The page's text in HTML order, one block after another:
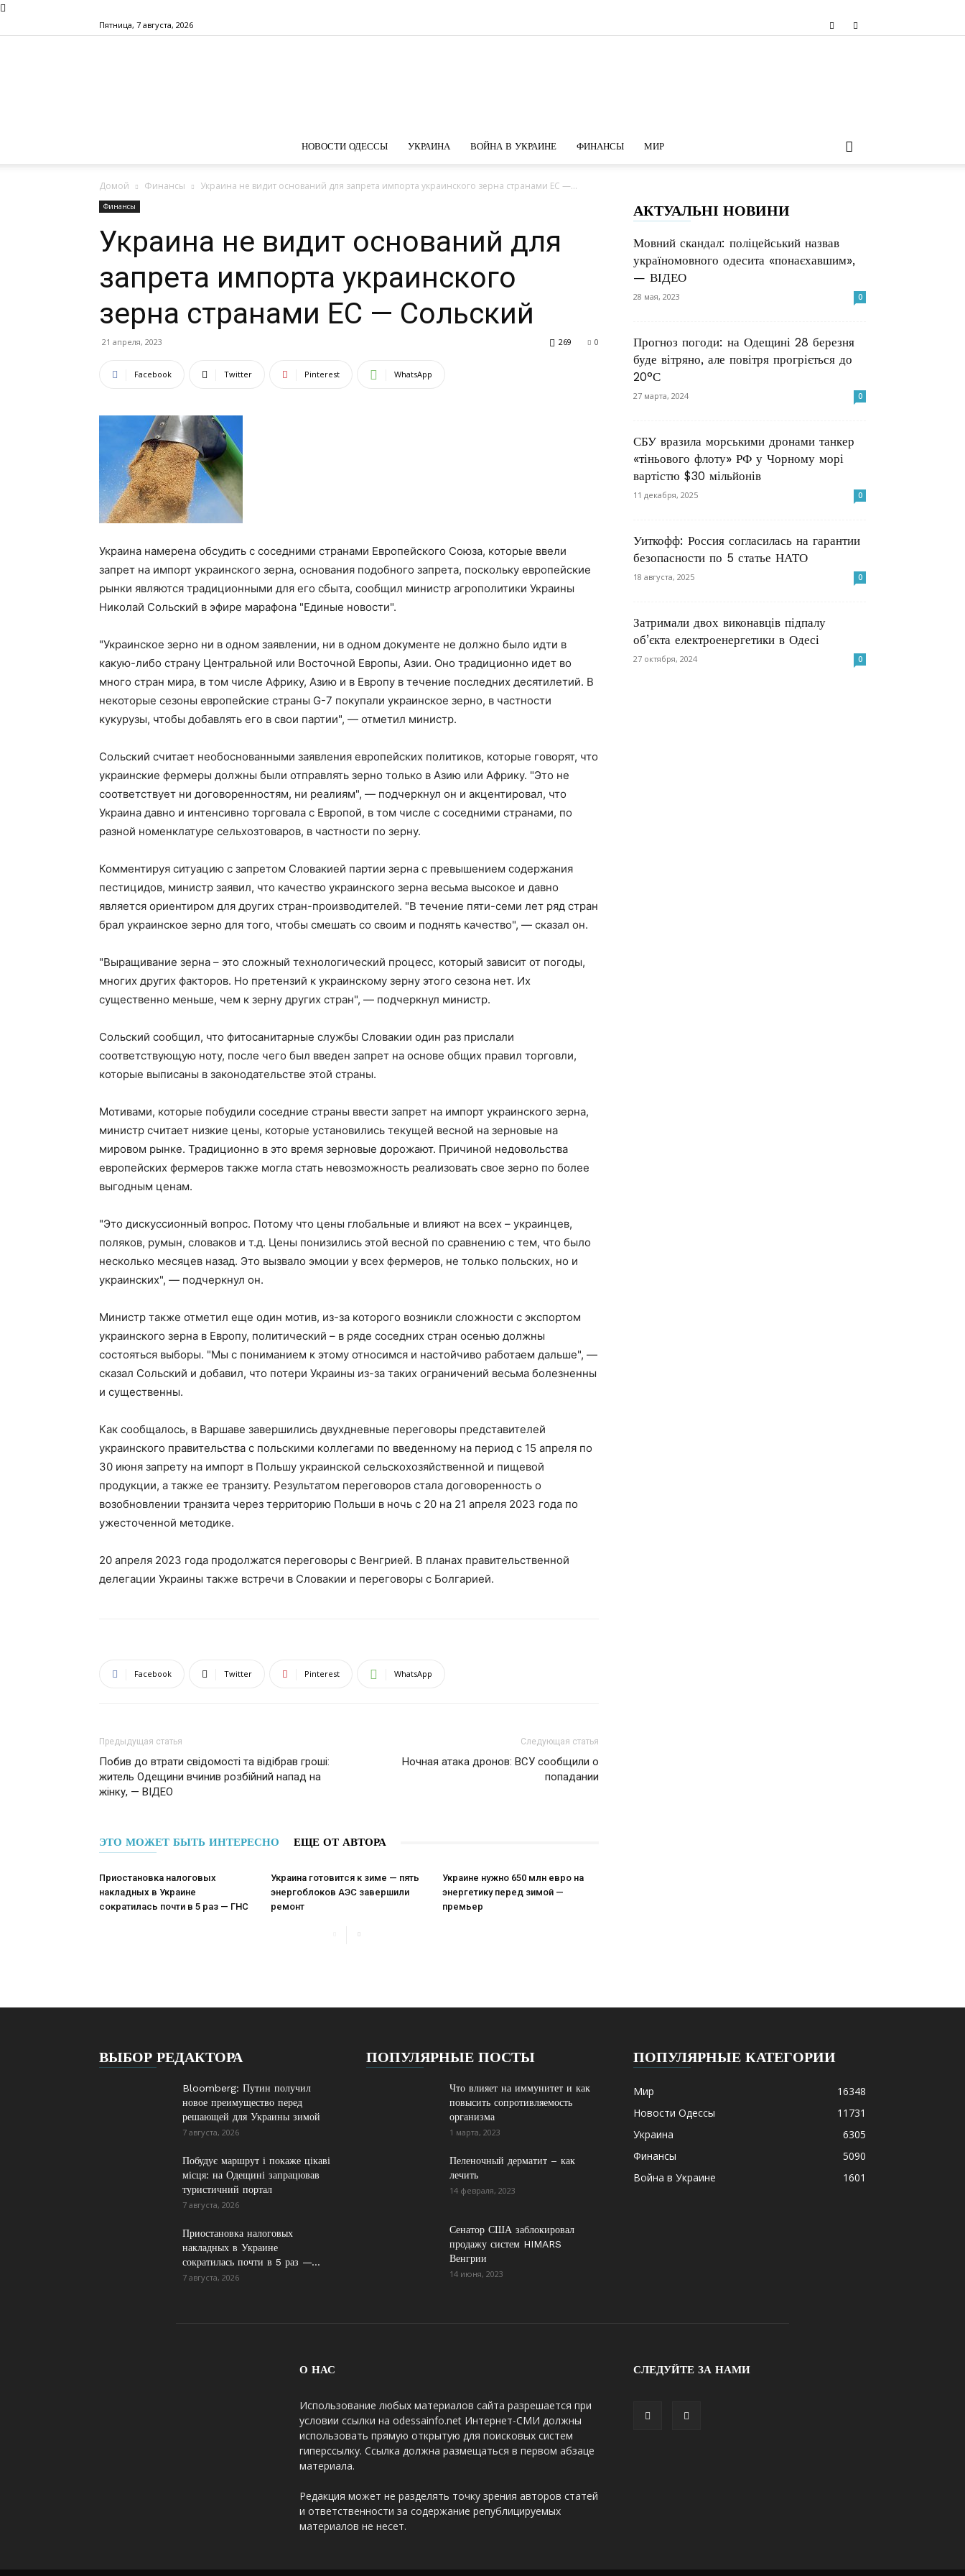
Пятница, 7 августа, 2026
НОВОСТИ ОДЕССЫ УКРАИНА ВОЙНА В УКРАИНЕ ФИНАНСЫ МИР
Домой Финансы Украина не видит оснований для запрета импорта украинского зерна странами ЕС —...
Финансы
Украина не видит оснований для
запрета импорта украинского
зерна странами ЕС — Сольский
21 апреля, 2023 0
269
Facebook Twitter Pinterest WhatsApp
Украина намерена обсудить с соседними странами Европейского Союза, которые ввели
запрет на импорт украинского зерна, основания подобного запрета, поскольку европейские
рынки являются традиционными для его сбыта, сообщил министр агрополитики Украины
Николай Сольский в эфире марафона "Единые новости".
"Украинское зерно ни в одном заявлении, ни в одном документе не должно было идти в
какую-либо страну Центральной или Восточной Европы, Азии. Оно традиционно идет во
много стран мира, в том числе Африку, Азию и в Европу в течение последних десятилетий. В
некоторые сезоны европейские страны G-7 покупали украинское зерно, в частности
кукурузы, чтобы добавлять его в свои партии", — отметил министр.
Сольский считает необоснованными заявления европейских политиков, которые говорят, что
украинские фермеры должны были отправлять зерно только в Азию или Африку. "Это не
соответствует ни договоренностям, ни реалиям", — подчеркнул он и акцентировал, что
Украина давно и интенсивно торговала с Европой, в том числе с соседними странами, по
разной номенклатуре сельхозтоваров, в частности по зерну.
Комментируя ситуацию с запретом Словакией партии зерна с превышением содержания
пестицидов, министр заявил, что качество украинского зерна весьма высокое и давно
является ориентиром для других стран-производителей. "В течение пяти-семи лет ряд стран
брал украинское зерно для того, чтобы смешать со своим и поднять качество", — сказал он.
"Выращивание зерна – это сложный технологический процесс, который зависит от погоды,
многих других факторов. Но претензий к украинскому зерну этого сезона нет. Их
существенно меньше, чем к зерну других стран", — подчеркнул министр.
Сольский сообщил, что фитосанитарные службы Словакии один раз прислали
соответствующую ноту, после чего был введен запрет на основе общих правил торговли,
которые выписаны в законодательстве этой страны.
Мотивами, которые побудили соседние страны ввести запрет на импорт украинского зерна,
министр считает низкие цены, которые установились текущей весной на зерновые на
мировом рынке. Традиционно в это время зерновые дорожают. Причиной недовольства
европейских фермеров также могла стать невозможность реализовать свое зерно по более
выгодным ценам.
"Это дискуссионный вопрос. Потому что цены глобальные и влияют на всех – украинцев,
поляков, румын, словаков и т.д. Цены понизились этой весной по сравнению с тем, что было
несколько месяцев назад. Это вызвало эмоции у всех фермеров, не только польских, но и
украинских", — подчеркнул он.
Министр также отметил еще один мотив, из-за которого возникли сложности с экспортом
украинского зерна в Европу, политический – в ряде соседних стран осенью должны
состояться выборы. "Мы с пониманием к этому относимся и настойчиво работаем дальше", —
сказал Сольский и добавил, что потери Украины из-за таких ограничений весьма болезненны
и существенны.
Как сообщалось, в Варшаве завершились двухдневные переговоры представителей
украинского правительства с польскими коллегами по введенному на период с 15 апреля по
30 июня запрету на импорт в Польшу украинской сельскохозяйственной и пищевой
продукции, а также ее транзиту. Результатом переговоров стала договоренность о
возобновлении транзита через территорию Польши в ночь с 20 на 21 апреля 2023 года по
ужесточенной методике.
20 апреля 2023 года продолжатся переговоры с Венгрией. В планах правительственной
делегации Украины также встречи в Словакии и переговоры с Болгарией.
Facebook Twitter Pinterest WhatsApp
Предыдущая статья
Побив до втрати свідомості та відібрав гроші:
житель Одещини вчинив розбійний напад на
жінку, — ВІДЕО
Следующая статья
Ночная атака дронов: ВСУ сообщили о
попадании
ЭТО МОЖЕТ БЫТЬ ИНТЕРЕСНО ЕЩЕ ОТ АВТОРА
Приостановка налоговых
накладных в Украине
сократилась почти в 5 раз — ГНС
Украина готовится к зиме — пять
энергоблоков АЭС завершили
ремонт
Украине нужно 650 млн евро на
энергетику перед зимой —
премьер
АКТУАЛЬНІ НОВИНИ
Мовний скандал: поліцейський назвав
україномовного одесита «понаєхавшим»,
— ВІДЕО
28 мая, 2023 0
Прогноз погоди: на Одещині 28 березня
буде вітряно, але повітря прогріється до
20°С
27 марта, 2024 0
СБУ вразила морськими дронами танкер
«тіньового флоту» РФ у Чорному морі
вартістю $30 мільйонів
11 декабря, 2025 0
Уиткофф: Россия согласилась на гарантии
безопасности по 5 статье НАТО
18 августа, 2025 0
Затримали двох виконавців підпалу
об’єкта електроенергетики в Одесі
27 октября, 2024 0
ВЫБОР РЕДАКТОРА
Bloomberg: Путин получил
новое преимущество перед
решающей для Украины зимой
7 августа, 2026
Побудує маршрут і покаже цікаві
місця: на Одещині запрацював
туристичний портал
7 августа, 2026
Приостановка налоговых
накладных в Украине
сократилась почти в 5 раз —...
7 августа, 2026
ПОПУЛЯРНЫЕ ПОСТЫ
Что влияет на иммунитет и как
повысить сопротивляемость
организма
1 марта, 2023
Пеленочный дерматит – как
лечить
14 февраля, 2023
Сенатор США заблокировал
продажу систем HIMARS
Венгрии
14 июня, 2023
ПОПУЛЯРНЫЕ КАТЕГОРИИ
Мир
16348
Новости Одессы
11731
Украина
6305
Финансы
5090
Война в Украине
1601
О НАС
Использование любых материалов сайта разрешается при
условии ссылки на odessainfo.net Интернет-СМИ должны
использовать прямую открытую для поисковых систем
гиперссылку. Ссылка должна размещаться в первом абзаце
материала.
Редакция может не разделять точку зрения авторов статей
и ответственности за содержание републицируемых
материалов не несет.
СЛЕДУЙТЕ ЗА НАМИ